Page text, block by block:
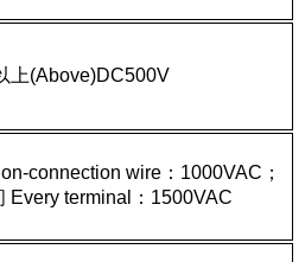
上(Above)DC500V
connection wire：1000VAC；
Every terminal：1500VAC